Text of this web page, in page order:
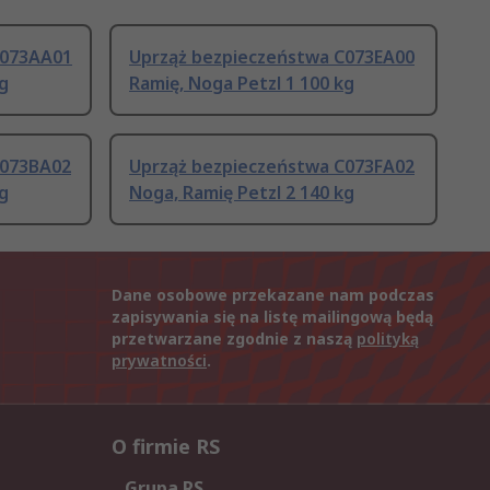
Uprząż bezpieczeństwa C073EA00
Ramię, Noga Petzl 1 100 kg
Uprząż bezpieczeństwa C073FA02
Noga, Ramię Petzl 2 140 kg
Dane osobowe przekazane nam podczas
zapisywania się na listę mailingową będą
przetwarzane zgodnie z naszą polityką
prywatności.
O firmie RS